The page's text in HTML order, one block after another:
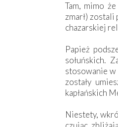
Tam, mimo
zmarł)
chazarskiej
Papież
sołuńskich.
stosowanie w
zostały
kapłańskich
Niestety,